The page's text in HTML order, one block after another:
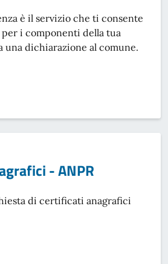
è il servizio che ti consente
i componenti della tua
una dichiarazione al comune.
- ANPR}
- ANPR
di certificati anagrafici